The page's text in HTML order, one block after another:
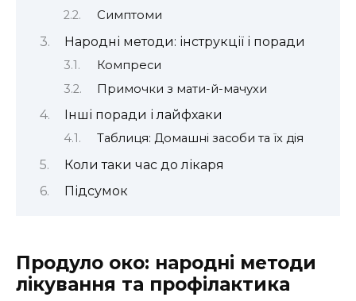
Симптоми
Народні методи: інструкції і поради
Компреси
Примочки з мати-й-мачухи
Інші поради і лайфхаки
Таблиця: Домашні засоби та їх дія
Коли таки час до лікаря
Підсумок
Продуло око: народні методи
лікування та профілактика